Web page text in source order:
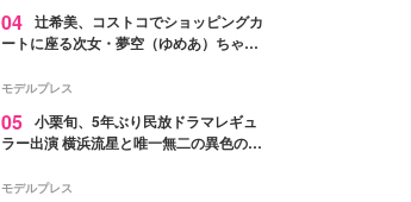
04 辻希美、コストコでショッピングカ
ートに座る次女・夢空（ゆめあ）ちゃん
ぎ」「成長を感じる」の声
モデルプレス
05 小栗旬、5年ぶり民放ドラマレギュ
ラー出演 横浜流星と唯一無二の異色のバ
モデルプレス